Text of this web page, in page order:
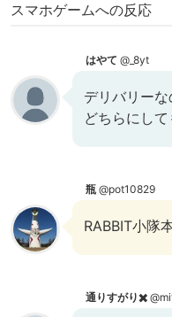
スマホゲームへの反応
はやて @_8yt
デリバリー
どちらにして
瓶 @pot10829
RABBIT小隊
通りすがり✖️